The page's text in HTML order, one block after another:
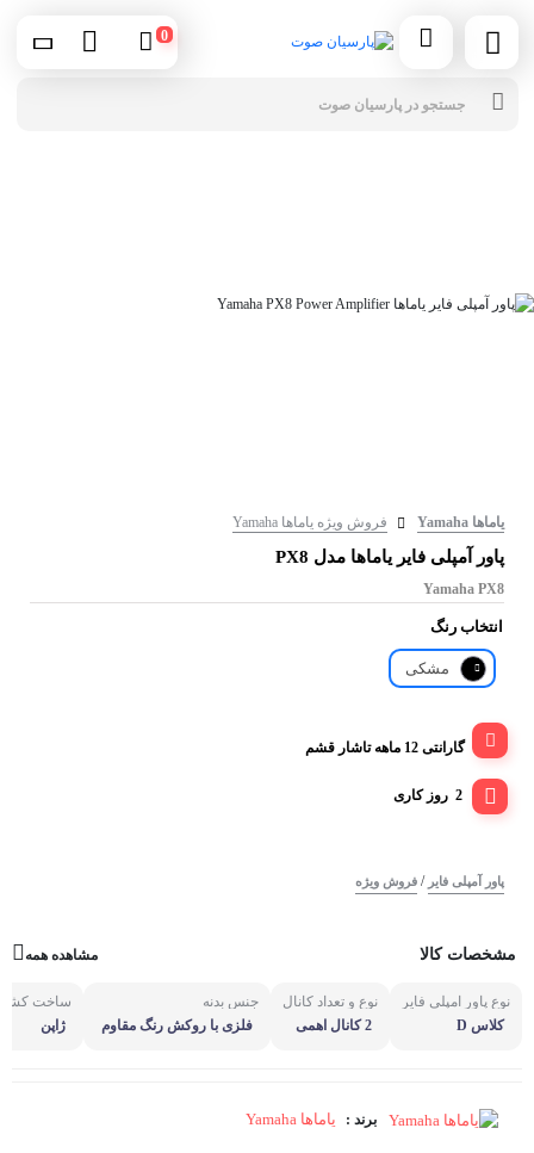
0
یاماها Yamaha فروش ویژه یاماها Yamaha
پاور آمپلی فایر یاماها مدل PX8
Yamaha PX8
انتخاب رنگ
مشکی
گارانتی 12 ماهه تاشار قشم
2 روز کاری
پاور آمپلی فایر / فروش ویژه
مشخصات کالا مشاهده همه
نوع پاور آمپلی فایر
کلاس D
نوع و تعداد کانال
2 کانال اهمی
جنس بدنه
فلزی با روکش رنگ مقاوم
ساخت
ژاپن
برند : یاماها Yamaha